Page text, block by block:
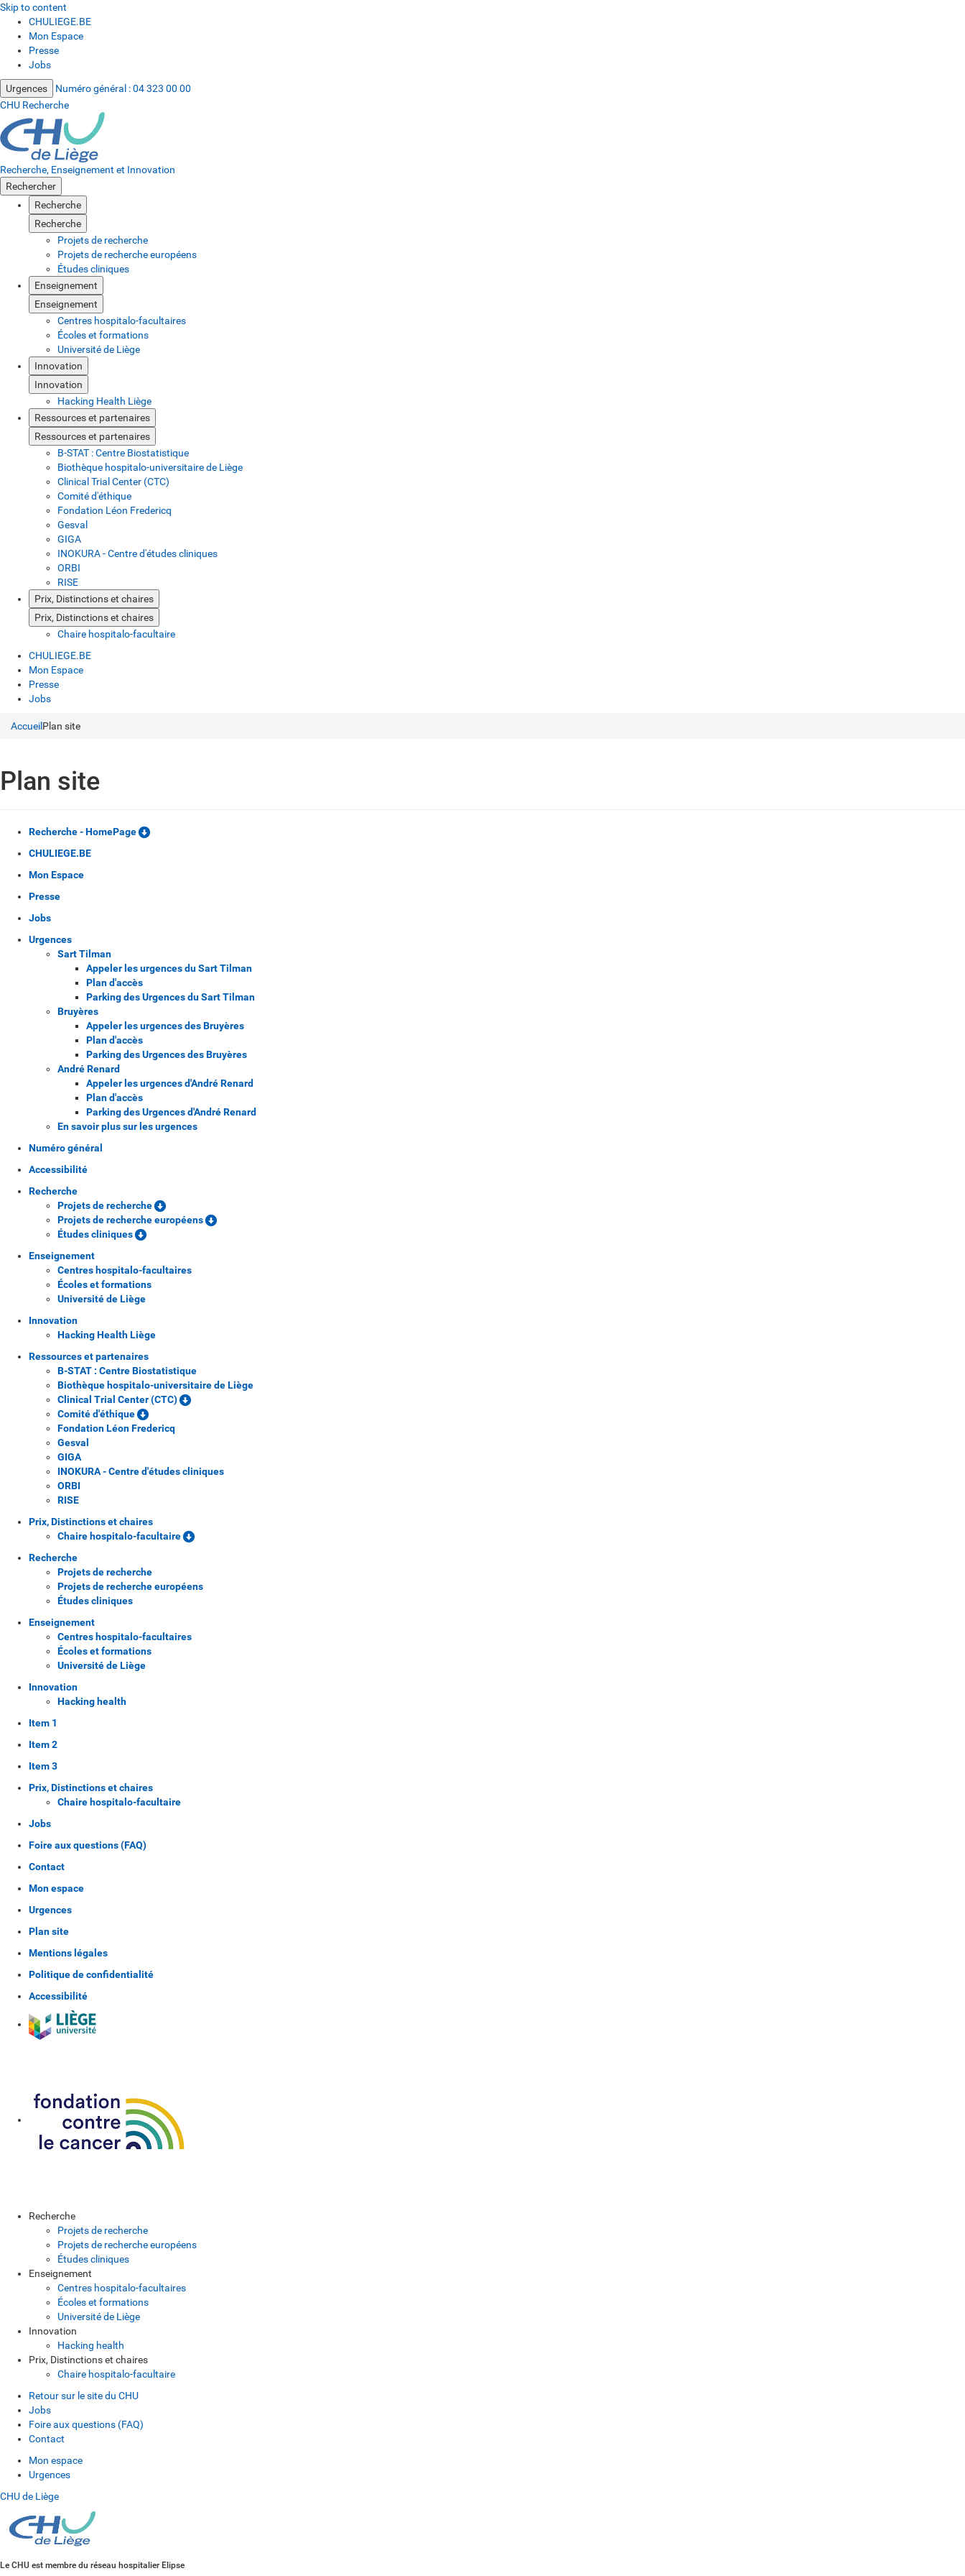
Skip to content
CHULIEGE.BE
Mon Espace
Presse
Jobs
Urgences Numéro général :04 323 00 00
CHU Recherche
Recherche, Enseignement et Innovation
Rechercher
Recherche
Recherche
Projets de recherche
Projets de recherche européens
Études cliniques
Enseignement
Enseignement
Centres hospitalo-facultaires
Écoles et formations
Université de Liège
Innovation
Innovation
Hacking Health Liège
Ressources et partenaires
Ressources et partenaires
B-STAT : Centre Biostatistique
Biothèque hospitalo-universitaire de Liège
Clinical Trial Center (CTC)
Comité d'éthique
Fondation Léon Fredericq
Gesval
GIGA
INOKURA - Centre d'études cliniques
ORBI
RISE
Prix, Distinctions et chaires
Prix, Distinctions et chaires
Chaire hospitalo-facultaire
CHULIEGE.BE
Mon Espace
Presse
Jobs
Accueil Plan site
Plan site
Recherche - HomePage
CHULIEGE.BE
Mon Espace
Presse
Jobs
Urgences
Sart Tilman
Appeler les urgences du Sart Tilman
Plan d'accès
Parking des Urgences du Sart Tilman
Bruyères
Appeler les urgences des Bruyères
Plan d'accès
Parking des Urgences des Bruyères
André Renard
Appeler les urgences d'André Renard
Plan d'accès
Parking des Urgences d'André Renard
En savoir plus sur les urgences
Numéro général
Accessibilité
Recherche
Projets de recherche
Projets de recherche européens
Études cliniques
Enseignement
Centres hospitalo-facultaires
Écoles et formations
Université de Liège
Innovation
Hacking Health Liège
Ressources et partenaires
B-STAT : Centre Biostatistique
Biothèque hospitalo-universitaire de Liège
Clinical Trial Center (CTC)
Comité d'éthique
Fondation Léon Fredericq
Gesval
GIGA
INOKURA - Centre d'études cliniques
ORBI
RISE
Prix, Distinctions et chaires
Chaire hospitalo-facultaire
Recherche
Projets de recherche
Projets de recherche européens
Études cliniques
Enseignement
Centres hospitalo-facultaires
Écoles et formations
Université de Liège
Innovation
Hacking health
Item 1
Item 2
Item 3
Prix, Distinctions et chaires
Chaire hospitalo-facultaire
Jobs
Foire aux questions (FAQ)
Contact
Mon espace
Urgences
Plan site
Mentions légales
Politique de confidentialité
Accessibilité
Recherche
Projets de recherche
Projets de recherche européens
Études cliniques
Enseignement
Centres hospitalo-facultaires
Écoles et formations
Université de Liège
Innovation
Hacking health
Prix, Distinctions et chaires
Chaire hospitalo-facultaire
Retour sur le site du CHU
Jobs
Foire aux questions (FAQ)
Contact
Mon espace
Urgences
CHU de Liège
Le CHU est membre du réseau hospitalier Elipse